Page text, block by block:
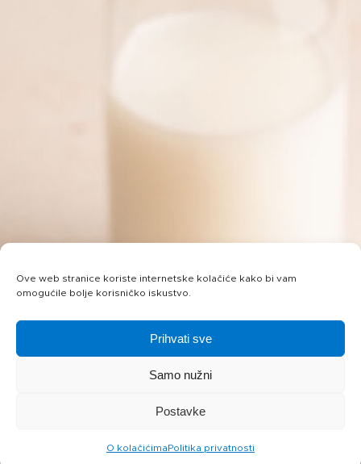
Ove web stranice koriste internetske kolačiće kako bi vam
omogućile bolje korisničko iskustvo.
Prihvati sve
Samo nužni
Postavke
O kolačićimaPolitika privatnosti